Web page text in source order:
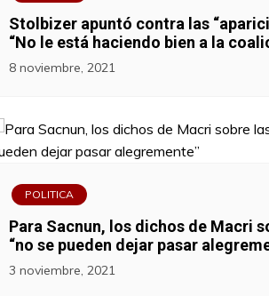
Stolbizer apuntó contra las
“No le está haciendo bien a la
8 noviembre, 2021
POLITICA
Para Sacnun, los dichos de Macri
“no se pueden dejar pasar
3 noviembre, 2021